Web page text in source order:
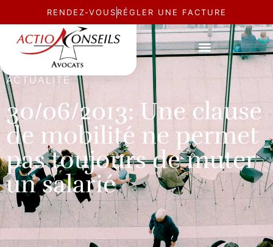
RENDEZ-VOUS RÉGLER UNE FACTURE
ACTUALITÉ
30/06/2013: Une clause
de mobilité ne permet
pas toujours de muter
un salarié